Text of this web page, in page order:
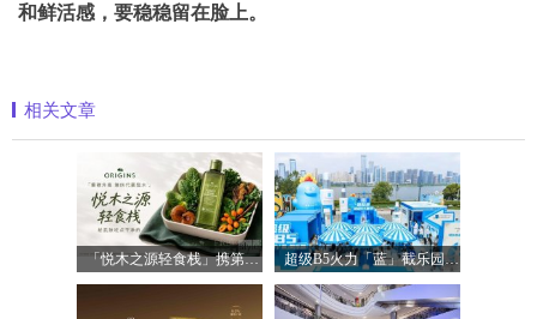
和鲜活感，要稳稳留在脸上。
相关文章
「悦木之源轻食栈」携第四代菌菇水轻盈 超级B5火力「蓝」截乐园登陆长沙，理肤